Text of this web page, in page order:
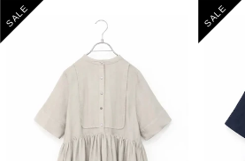
価
SALE SALE